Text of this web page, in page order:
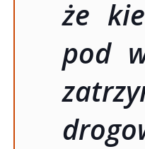
że
pod